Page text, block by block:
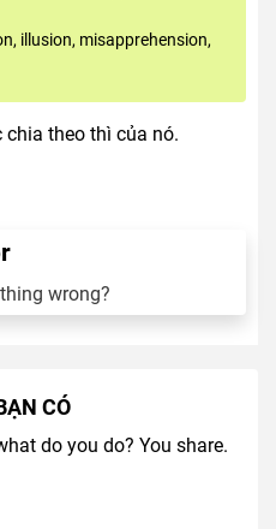
illusion, misapprehension,
theo thì của nó.
wrong?
CÓ
do you do? You share.